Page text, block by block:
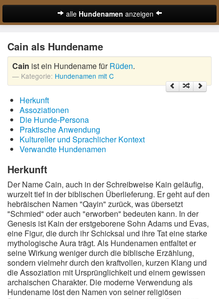
alle Hundenamen anzeigen
Hundenamen für Rüden
Hundenamen für Hündinnen
Beliebteste Hundenamen
Coole Hundenamen
Englische Hundenamen
Lustige Hundenamen
Süße Hundenamen
Hundenamen von A-Z:
A
B C D E F G H
I
J
K L M N O P Q
R
S
T U V W X Y Z
Cain als Hundename
Cain ist ein Hundename fürRüden.
Kategorie: Hundenamen mit C
Herkunft
Assoziationen
Die Hunde-Persona
Praktische Anwendung
Kultureller und Sprachlicher Kontext
Verwandte Hundenamen
Herkunft
Der Name Cain, auch in der Schreibweise Kain geläufig,
wurzelt tief in der biblischen Überlieferung. Er geht auf den
hebräischen Namen "Qayin" zurück, was übersetzt
"Schmied" oder auch "erworben" bedeuten kann. In der
Genesis ist Kain der erstgeborene Sohn Adams und Evas,
eine Figur, die durch ihr Schicksal und ihre Tat eine starke
mythologische Aura trägt. Als Hundenamen entfaltet er
seine Wirkung weniger durch die biblische Erzählung,
sondern vielmehr durch den kraftvollen, kurzen Klang und
die Assoziation mit Ursprünglichkeit und einem gewissen
archaischen Charakter. Die moderne Verwendung als
Hundename löst den Namen von seiner religiösen